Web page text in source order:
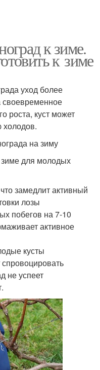
к зиме.
к зиме
уход более
роста, куст может
холодов.
на зиму
зиме для молодых
замедлит активный
лозы
побегов на 7-10
активное
кусты
не успеет